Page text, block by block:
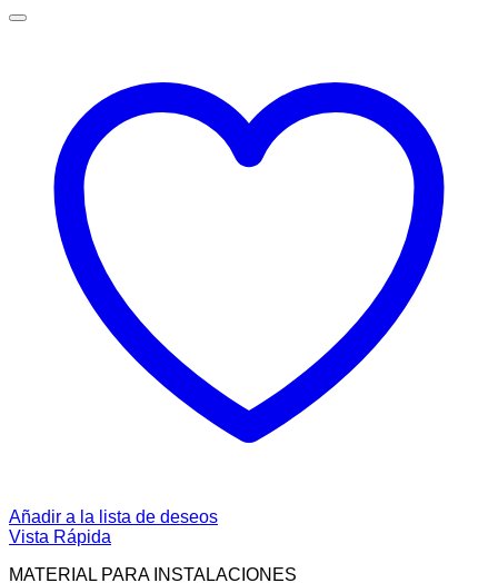
Añadir a la lista de deseos
Vista Rápida
MATERIAL PARA INSTALACIONES